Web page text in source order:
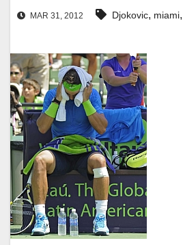
MAR 31, 2012 Djokovic, miami,